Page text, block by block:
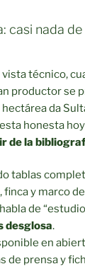
casi nada
técnico,
productor se
da
honesta
de la
tablas
, finca y marco
de
desglosa.
en
de prensa y